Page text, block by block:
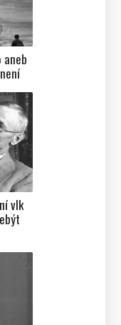
aneb
vlk